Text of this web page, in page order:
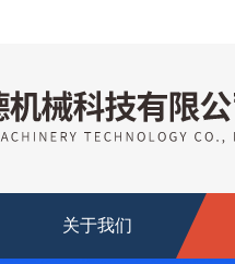
关于我们